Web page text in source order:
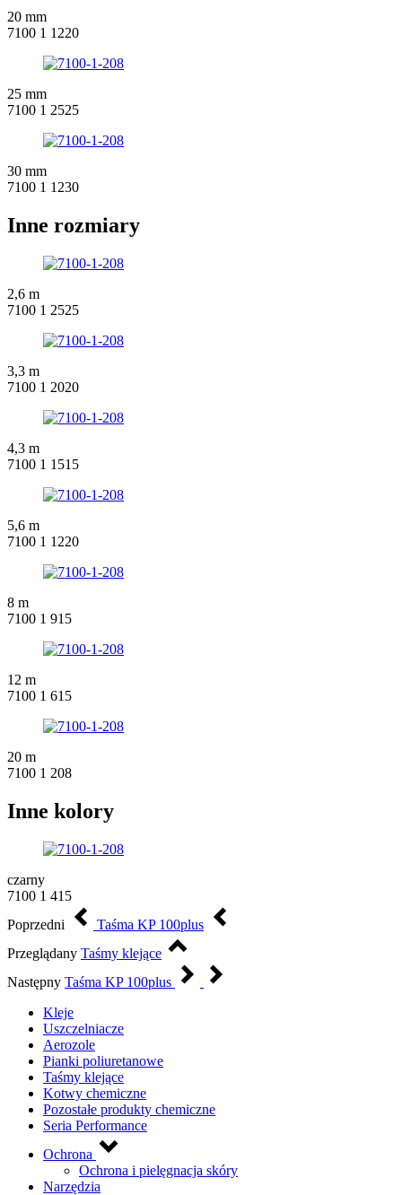
20 mm
7100 1 1220
25 mm
7100 1 2525
30 mm
7100 1 1230
Inne rozmiary
2,6 m
7100 1 2525
3,3 m
7100 1 2020
4,3 m
7100 1 1515
5,6 m
7100 1 1220
8 m
7100 1 915
12 m
7100 1 615
20 m
7100 1 208
Inne kolory
czarny
7100 1 415
Poprzedni
Taśma KP 100plus
Przeglądany Taśmy klejące
Następny Taśma KP 100plus
Kleje
Uszczelniacze
Aerozole
Pianki poliuretanowe
Taśmy klejące
Kotwy chemiczne
Pozostałe produkty chemiczne
Seria Performance
Ochrona
Ochrona i pielęgnacja skóry
Narzędzia